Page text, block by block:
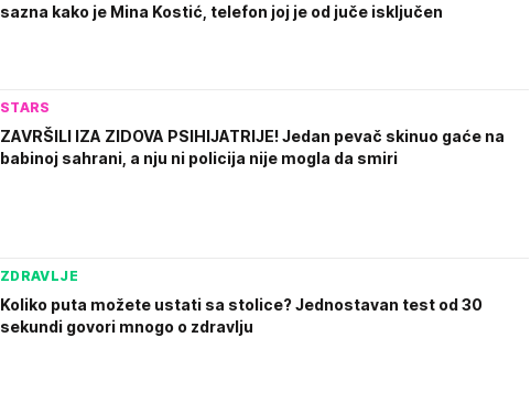
sazna kako je Mina Kostić, telefon joj je od juče isključen
STARS
ZAVRŠILI IZA ZIDOVA PSIHIJATRIJE! Jedan pevač skinuo gaće na
babinoj sahrani, a nju ni policija nije mogla da smiri
ZDRAVLJE
Koliko puta možete ustati sa stolice? Jednostavan test od 30
sekundi govori mnogo o zdravlju